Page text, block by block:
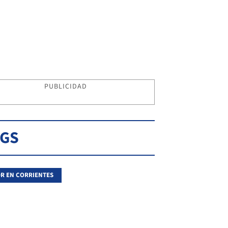
PUBLICIDAD
EN CORRIENTES